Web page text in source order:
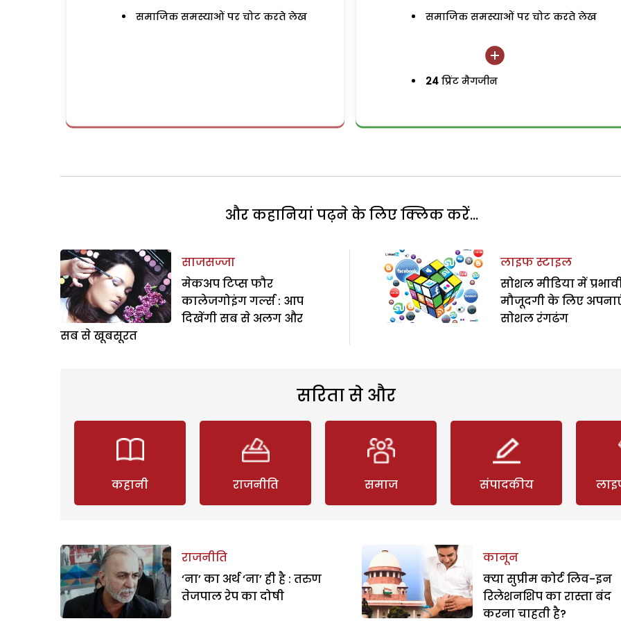
समाजिक समस्याओं पर चोट करते लेख समाजिक समस्याओं पर चोट करते लेख
24 प्रिंट मैगजीन
और कहानियां पढ़ने के लिए क्लिक करें...
साजसज्जा
मेकअप टिप्स फौर
कालेजगोइंग गर्ल्स : आप
दिखेंगी सब से अलग और
सब से खूबसूरत
लाइफ स्टाइल
सोशल मीडिया में
मौजूदगी के लिए
सोशल रंगढंग
सरिता से और
कहानी राजनीति समाज संपादकीय
राजनीति
‘ना’ का अर्थ ‘ना’ ही है : तरुण
तेजपाल रेप का दोषी
कानून
क्या सुप्रीम कोर्ट लिव-इन
रिलेशनशिप का रास्ता बंद
करना चाहती है?